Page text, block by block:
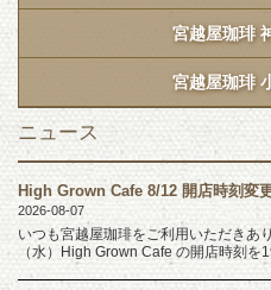
宮越屋珈琲
宮越屋珈琲
ニュース
High Grown Cafe 8/12 開店時刻変
2026-08-07
いつも宮越屋珈琲をご利用いただきあ
（水）High Grown Cafe の開店時刻を